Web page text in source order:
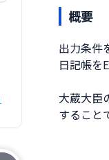
概要
出力条件
日記帳を
大蔵大臣
すること